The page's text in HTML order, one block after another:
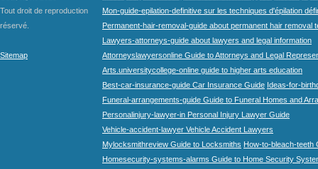
Tout droit de reproduction
réservé.
Sitemap
Mon-guide-epilation-definitive sur les techniques d'épilation
Permanent-hair-removal-guide about permanent hair removal
Lawyers-attorneys-guide about lawyers and legal information
Attorneyslawyersonline Guide to Attorneys and Legal
Arts.universitycollege-online guide to higher arts education
Best-car-insurance-guide Car Insurance Guide Ideas-for-
Funeral-arrangements-guide Guide to Funeral Homes and
Personalinjury-lawyer-in Personal Injury Lawyer Guide
Vehicle-accident-lawyer Vehicle Accident Lawyers
Mylocksmithreview Guide to Locksmiths How-to-bleach-teeth
Homesecurity-systems-alarms Guide to Home Security